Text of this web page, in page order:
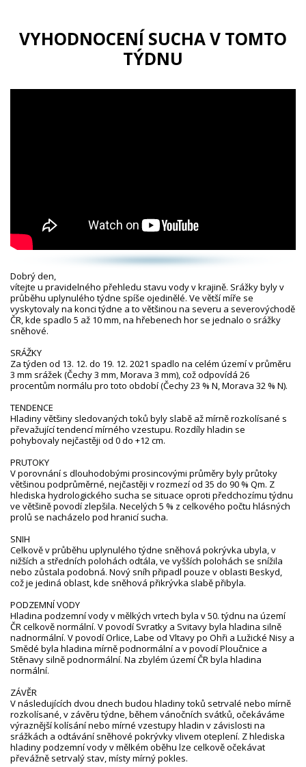
VYHODNOCENÍ SUCHA V TOMTO
TÝDNU
Dobrý den,
vítejte u pravidelného přehledu stavu vody v krajině. Srážky byly v
průběhu uplynulého týdne spíše ojedinělé. Ve větší míře se
vyskytovaly na konci týdne a to většinou na severu a severovýchodě
ČR, kde spadlo 5 až 10 mm, na hřebenech hor se jednalo o srážky
sněhové.
SRÁŽKY
Za týden od 13. 12. do 19. 12. 2021 spadlo na celém území v průměru
3 mm srážek (Čechy 3 mm, Morava 3 mm), což odpovídá 26
procentům normálu pro toto období (Čechy 23 % N, Morava 32 % N).
TENDENCE
Hladiny většiny sledovaných toků byly slabě až mírně rozkolísané s
převažující tendencí mírného vzestupu. Rozdíly hladin se
pohybovaly nejčastěji od 0 do +12 cm.
PRUTOKY
V porovnání s dlouhodobými prosincovými průměry byly průtoky
většinou podprůměrné, nejčastěji v rozmezí od 35 do 90 % Qm. Z
hlediska hydrologického sucha se situace oproti předchozímu týdnu
ve většině povodí zlepšila. Necelých 5 % z celkového počtu hlásných
profilů se nacházelo pod hranicí sucha.
SNIH
Celkově v průběhu uplynulého týdne sněhová pokrývka ubyla, v
nižších a středních polohách odtála, ve vyšších polohách se snížila
nebo zůstala podobná. Nový sníh připadl pouze v oblasti Beskyd,
což je jediná oblast, kde sněhová přikrývka slabě přibyla.
PODZEMNÍ VODY
Hladina podzemní vody v mělkých vrtech byla v 50. týdnu na území
ČR celkově normální. V povodí Svratky a Svitavy byla hladina silně
nadnormální. V povodí Orlice, Labe od Vltavy po Ohři a Lužické Nisy a
Smědé byla hladina mírně podnormální a v povodí Ploučnice a
Stěnavy silně podnormální. Na zbylém území ČR byla hladina
normální.
ZÁVĚR
V následujících dvou dnech budou hladiny toků setrvalé nebo mírně
rozkolísané, v závěru týdne, během vánočních svátků, očekáváme
výraznější kolísání nebo mírné vzestupy hladin v závislosti na
srážkách a odtávání sněhové pokrývky vlivem oteplení. Z hlediska
hladiny podzemní vody v mělkém oběhu lze celkově očekávat
převážně setrvalý stav, místy mírný pokles.